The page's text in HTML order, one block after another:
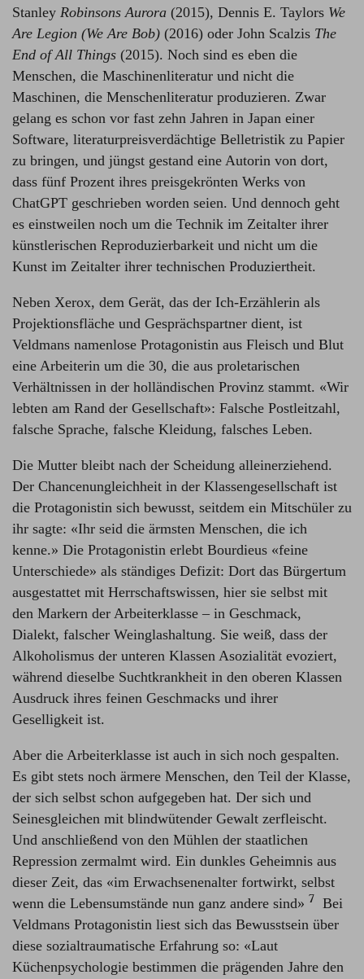
Stanley Robinsons Aurora (2015), Dennis E. Taylors We
Are Legion (We Are Bob) (2016) oder John Scalzis The
End of All Things (2015). Noch sind es eben die
Menschen, die Maschinenliteratur und nicht die
Maschinen, die Menschenliteratur produzieren. Zwar
gelang es schon vor fast zehn Jahren in Japan einer
Software, literaturpreisverdächtige Belletristik zu Papier
zu bringen, und jüngst gestand eine Autorin von dort,
dass fünf Prozent ihres preisgekrönten Werks von
ChatGPT geschrieben worden seien. Und dennoch geht
es einstweilen noch um die Technik im Zeitalter ihrer
künstlerischen Reproduzierbarkeit und nicht um die
Kunst im Zeitalter ihrer technischen Produziertheit.
Neben Xerox, dem Gerät, das der Ich-Erzählerin als
Projektionsfläche und Gesprächspartner dient, ist
Veldmans namenlose Protagonistin aus Fleisch und Blut
eine Arbeiterin um die 30, die aus proletarischen
Verhältnissen in der holländischen Provinz stammt. «Wir
lebten am Rand der Gesellschaft»: Falsche Postleitzahl,
falsche Sprache, falsche Kleidung, falsches Leben.
Die Mutter bleibt nach der Scheidung alleinerziehend.
Der Chancenungleichheit in der Klassengesellschaft ist
die Protagonistin sich bewusst, seitdem ein Mitschüler zu
ihr sagte: «Ihr seid die ärmsten Menschen, die ich
kenne.» Die Protagonistin erlebt Bourdieus «feine
Unterschiede» als ständiges Defizit: Dort das Bürgertum
ausgestattet mit Herrschaftswissen, hier sie selbst mit
den Markern der Arbeiterklasse – in Geschmack,
Dialekt, falscher Weinglashaltung. Sie weiß, dass der
Alkoholismus der unteren Klassen Asozialität evoziert,
während dieselbe Suchtkrankheit in den oberen Klassen
Ausdruck ihres feinen Geschmacks und ihrer
Geselligkeit ist.
Aber die Arbeiterklasse ist auch in sich noch gespalten.
Es gibt stets noch ärmere Menschen, den Teil der Klasse,
der sich selbst schon aufgegeben hat. Der sich und
Seinesgleichen mit blindwütender Gewalt zerfleischt.
Und anschließend von den Mühlen der staatlichen
Repression zermalmt wird. Ein dunkles Geheimnis aus
dieser Zeit, das «im Erwachsenenalter fortwirkt, selbst
wenn die Lebensumstände nun ganz andere sind»⁠ 7
Bei
Veldmans Protagonistin liest sich das Bewusstsein über
diese sozialtraumatische Erfahrung so: «Laut
Küchenpsychologie bestimmen die prägenden Jahre den